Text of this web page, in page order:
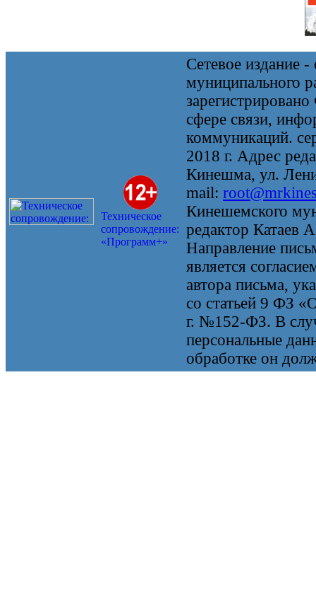
Техническое
сопровождение:
«Программ+»
Сетевое издание
муниципального
сфере связи,
коммуникаций.
2018 г. Адрес
Кинешма, ул.
mail:
Кинешемского
редактор Катаев
Направление
является
автора письма,
со статьей 9 ФЗ
г. №152-ФЗ. В
персональные
обработке он